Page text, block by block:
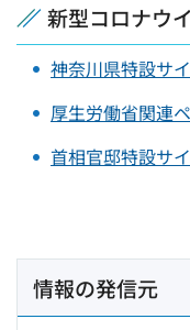
新型コロナウ
神奈川県特設サ
厚生労働省関連
首相官邸特設サ
情報の発信元